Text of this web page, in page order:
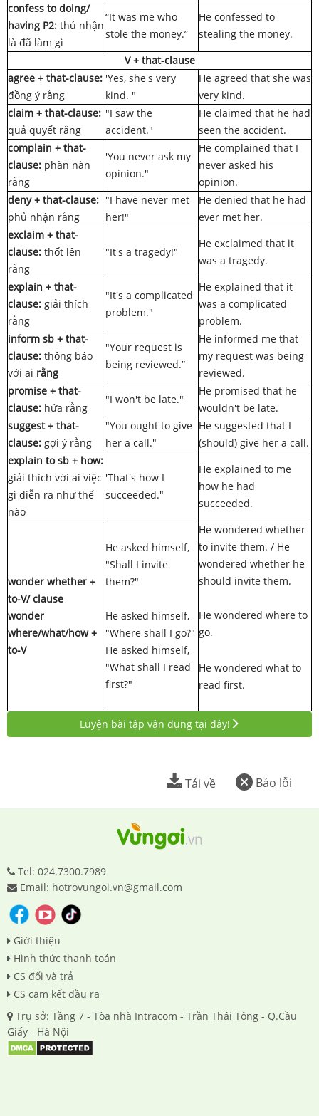
confess to doing/
having P2: thú nhận
là đã làm gì
“It was me who
stole the money.”
He confessed to
stealing the money.
V + that-clause
agree + that-clause:
đồng ý rằng
'Yes, she's very
kind. "
He agreed that she was
very kind.
claim + that-clause:
quả quyết rằng
"I saw the
accident."
He claimed that he had
seen the accident.
complain + that-
clause: phàn nàn
rằng
'You never ask my
opinion."
He complained that I
never asked his
opinion.
deny + that-clause:
phủ nhận rằng
"I have never met
her!"
He denied that he had
ever met her.
exclaim + that-
clause: thốt lên
rằng
"It's a tragedy!"
He exclaimed that it
was a tragedy.
explain + that-
clause: giải thích
rằng
"It's a complicated
problem."
He explained that it
was a complicated
problem.
inform sb + that-
clause: thông báo
với ai rằng
"Your request is
being reviewed.”
He informed me that
my request was being
reviewed.
promise + that-
clause: hứa rằng
"I won't be late."
He promised that he
wouldn't be late.
suggest + that-
clause: gợi ý rằng
"You ought to give
her a call."
He suggested that I
(should) give her a call.
explain to sb + how:
giải thích với ai việc
gì diễn ra như thế
nào
'That's how I
succeeded."
He explained to me
how he had
succeeded.
wonder whether +
to-V/ clause
wonder
where/what/how +
to-V
He asked himself,
"Shall I invite
them?"
He asked himself,
"Where shall I go?"
He asked himself,
"What shall I read
first?"
He wondered whether
to invite them. / He
wondered whether he
should invite them.
He wondered where to
go.
He wondered what to
read first.
Luyện bài tập vận dụng tại đây!
Báo lỗi
Tải về
Tel: 024.7300.7989
Email: hotrovungoi.vn@gmail.com
Giới thiệu
Hình thức thanh toán
CS đổi và trả
CS cam kết đầu ra
Trụ sở: Tầng 7 - Tòa nhà Intracom - Trần Thái Tông - Q.Cầu
Giấy - Hà Nội